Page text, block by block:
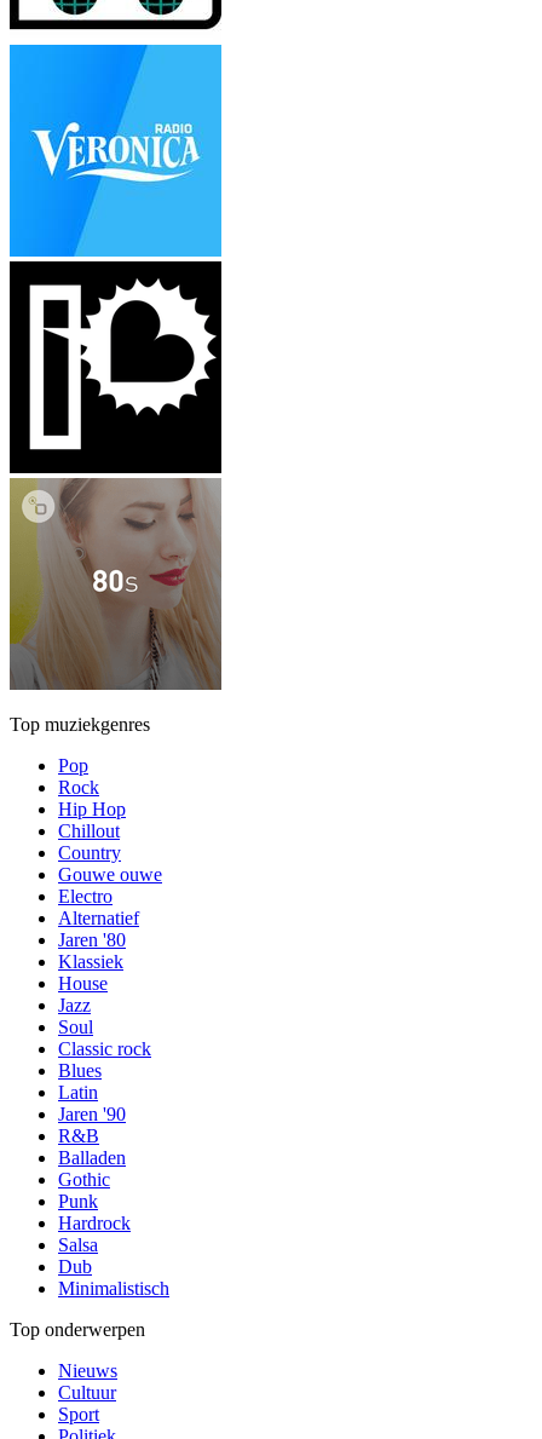
Top muziekgenres
Pop
Rock
Hip Hop
Chillout
Country
Gouwe ouwe
Electro
Alternatief
Jaren '80
Klassiek
House
Jazz
Soul
Classic rock
Blues
Latin
Jaren '90
R&B
Balladen
Gothic
Punk
Hardrock
Salsa
Dub
Minimalistisch
Top onderwerpen
Nieuws
Cultuur
Sport